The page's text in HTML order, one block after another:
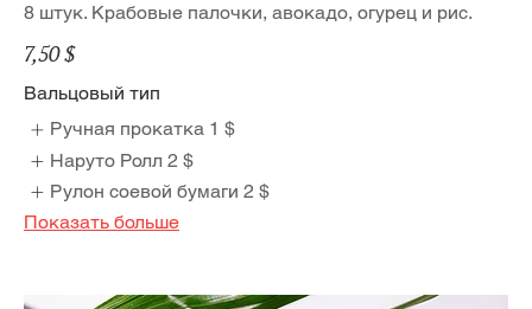
8 штук. Крабовые палочки, авокадо, огурец и рис.
7,50 $
Вальцовый тип
Ручная прокатка 1 $
Наруто Ролл 2 $
Рулон соевой бумаги 2 $
Показать больше